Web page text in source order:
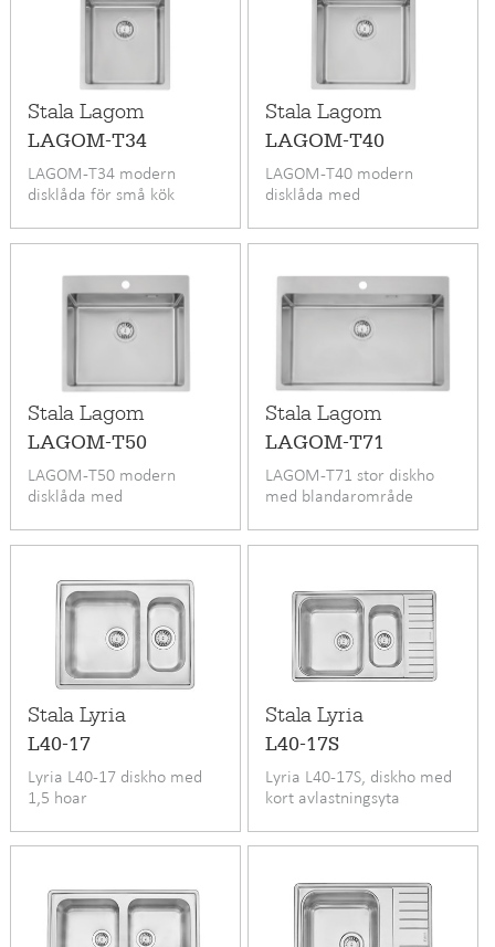
Stala Lagom
LAGOM-T34
LAGOM-T34 modern
disklåda för små kök
Stala Lagom
LAGOM-T40
LAGOM-T40 modern
disklåda med
Stala Lagom
LAGOM-T50
LAGOM-T50 modern
disklåda med
Stala Lagom
LAGOM-T71
LAGOM-T71 stor diskho
med blandarområde
Stala Lyria
L40-17
Lyria L40-17 diskho med
1,5 hoar
Stala Lyria
L40-17S
Lyria L40-17S, diskho med
kort avlastningsyta